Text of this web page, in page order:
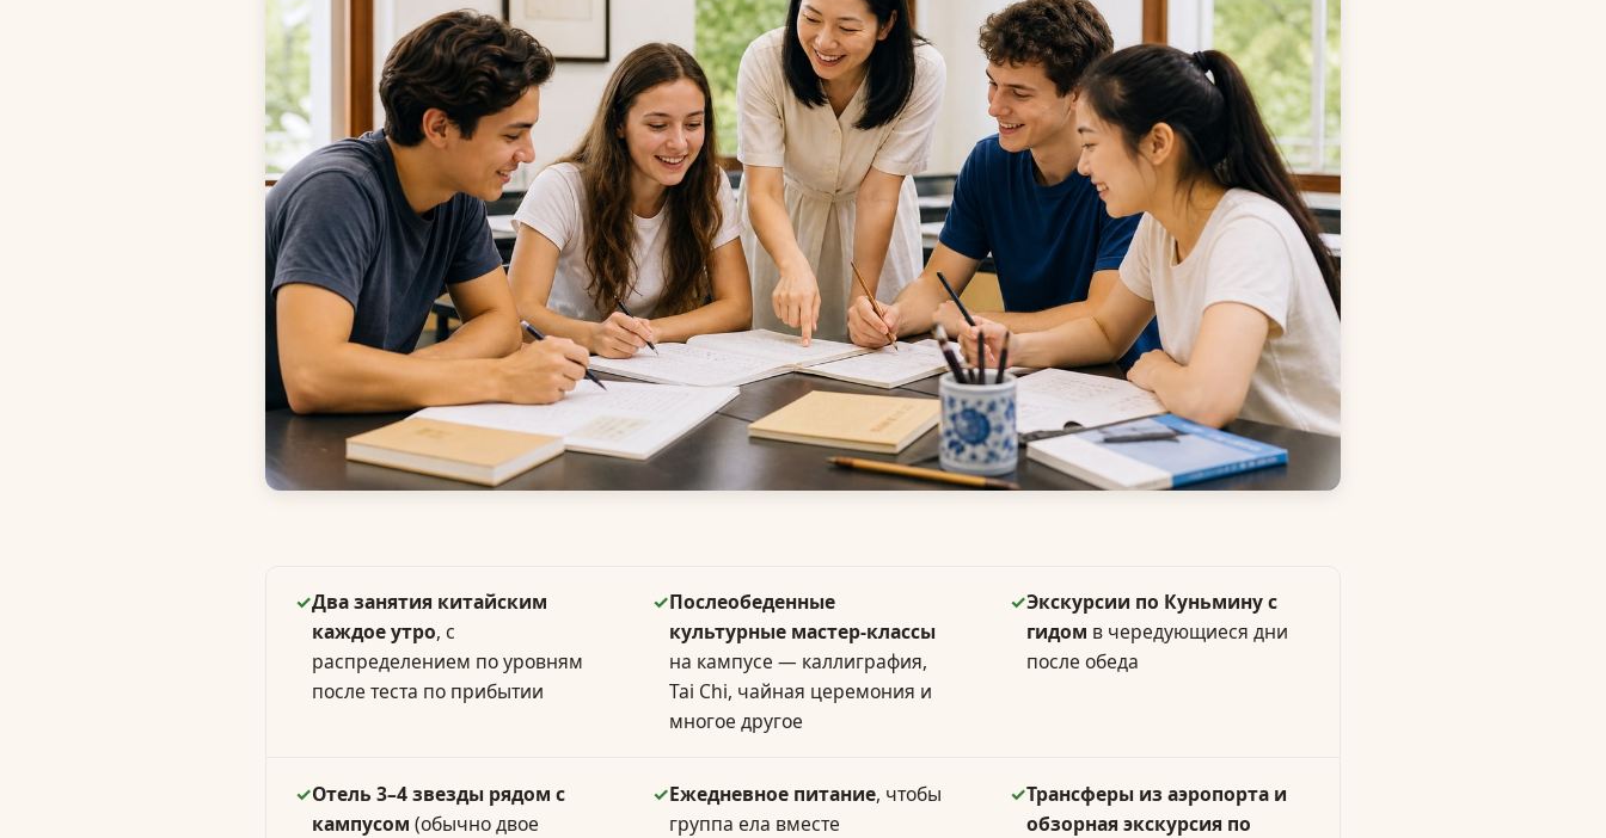
✓Два занятия китайским
каждое утро, с
распределением по уровням
после теста по прибытии
✓Послеобеденные
культурные мастер-классы
на кампусе — каллиграфия,
Tai Chi, чайная церемония и
многое другое
✓Экскурсии по Куньмину с
гидом в чередующиеся дни
после обеда
✓Отель 3–4 звезды рядом с
кампусом (обычно двое
✓Ежедневное питание, чтобы
группа ела вместе
✓Трансферы из аэропорта и
обзорная экскурсия по